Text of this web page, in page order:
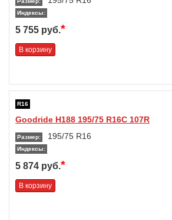
Индексы:
5 755 руб.*
В корзину
R16
Goodride H188 195/75 R16C 107R
Размер: 195/75 R16
Индексы:
5 874 руб.*
В корзину